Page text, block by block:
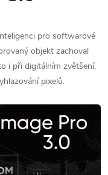
pro softwarové
objekt zachoval
i při digitálním zvětšení,
pixelů.